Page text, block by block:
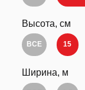
Высота, см
ВСЕ 15
Ширина, м